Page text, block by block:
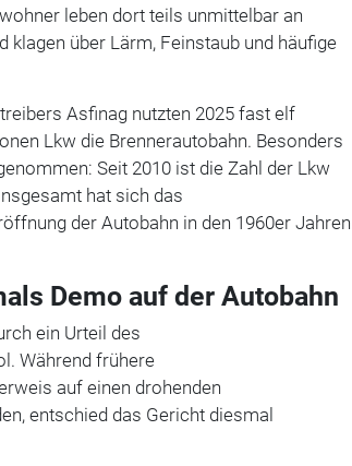
leben dort teils unmittelbar an
klagen über Lärm, Feinstaub und häufige
Asfinag nutzten 2025 fast elf
Lkw die Brennerautobahn. Besonders
Seit 2010 ist die Zahl der Lkw
hat sich das
der Autobahn in den 1960er Jahren
Demo auf der Autobahn
ein Urteil des
Während frühere
auf einen drohenden
entschied das Gericht diesmal